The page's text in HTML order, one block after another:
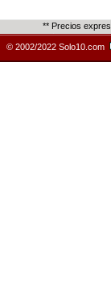
** Precios
© 2002/2022 Solo10.com